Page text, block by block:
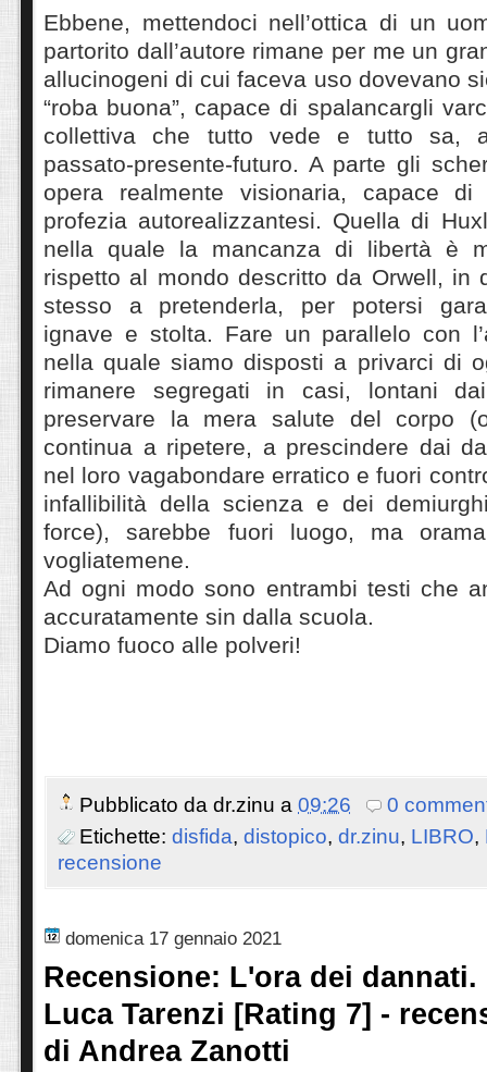
Ebbene, mettendoci nell’ottica di un
partorito dall’autore rimane per me un
allucinogeni di cui faceva uso dovevano
“roba buona”, capace di spalancargli
collettiva che tutto vede e tutto sa,
passato-presente-futuro. A parte gli
opera realmente visionaria, capace
profezia autorealizzantesi. Quella di
nella quale la mancanza di libertà è
rispetto al mondo descritto da Orwell, in
stesso a pretenderla, per potersi
ignave e stolta. Fare un parallelo con
nella quale siamo disposti a privarci di
rimanere segregati in casi, lontani
preservare la mera salute del corpo
continua a ripetere, a prescindere dai
nel loro vagabondare erratico e fuori
infallibilità della scienza e dei
force), sarebbe fuori luogo, ma
vogliatemene.
Ad ogni modo sono entrambi testi che
accuratamente sin dalla scuola.
Diamo fuoco alle polveri!
Pubblicato da dr.zinu a 09:26
0
Etichette: disfida, distopico, dr.zinu, LIBRO,
recensione
domenica 17 gennaio 2021
Recensione: L'ora dei
Luca Tarenzi [Rating 7] -
di Andrea Zanotti